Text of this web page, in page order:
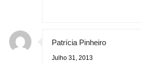
Patrícia Pinheiro
Julho 31, 2013